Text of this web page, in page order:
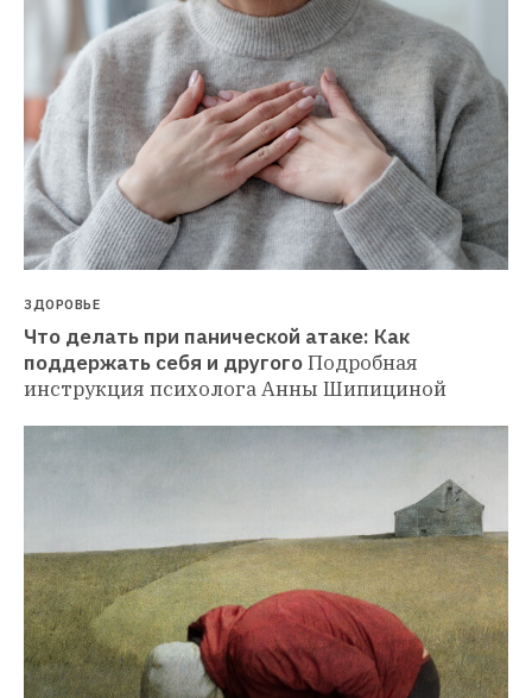
ЗДОРОВЬЕ
Что делать при панической атаке: Как
поддержать себя и другогоПодробная
инструкция психолога Анны Шипициной